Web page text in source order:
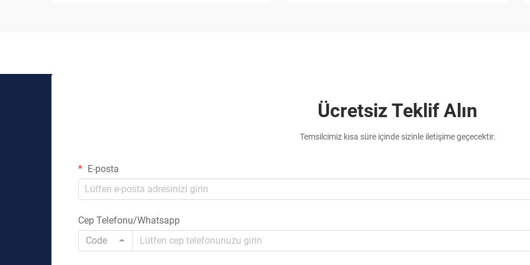
Ücretsiz Teklif Alın
Temsilcimiz kısa süre içinde sizinle iletişime geçecektir.
E-posta
Cep Telefonu/Whatsapp
Code